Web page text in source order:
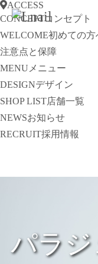
ACCESS
CONCEPTコンセプト
WELCOME初めての方
注意点と保障
MENU メニュー
DESIGNデザイン
SHOP LIST店舗一覧
NEWSお知らせ
RECRUIT採用情報
パラ